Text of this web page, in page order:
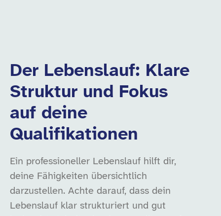
Der Lebenslauf: Klare
Struktur und Fokus
auf deine
Qualifikationen
Ein professioneller Lebenslauf hilft dir,
deine Fähigkeiten übersichtlich
darzustellen. Achte darauf, dass dein
Lebenslauf klar strukturiert und gut